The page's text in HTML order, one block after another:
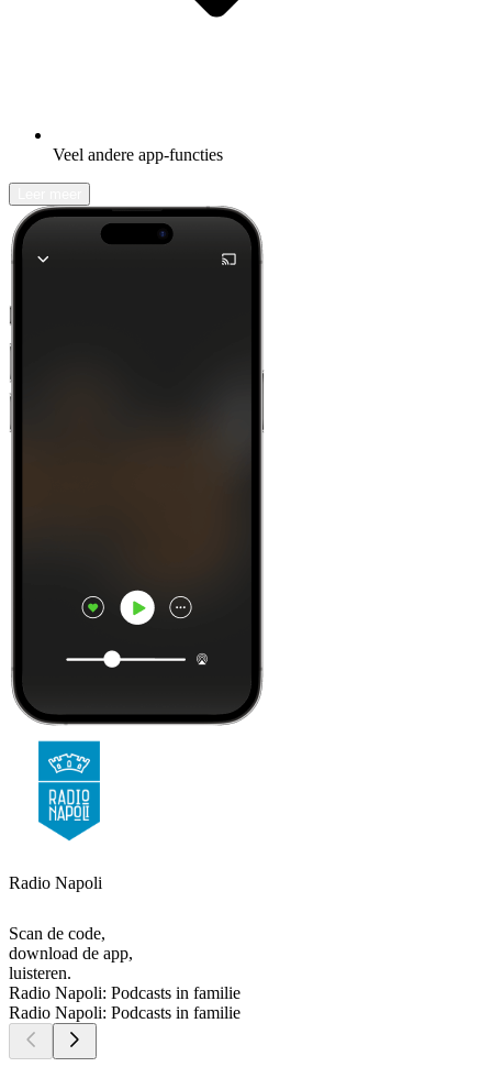
Veel andere app-functies
Radio Napoli
Scan de code,
download de app,
luisteren.
Radio Napoli: Podcasts in familie
Radio Napoli: Podcasts in familie